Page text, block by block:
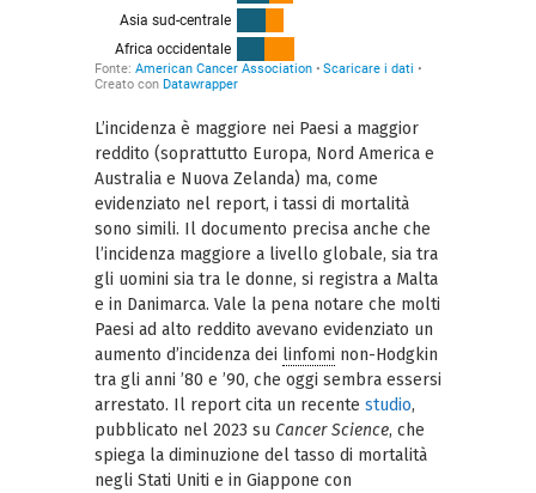
L’incidenza è maggiore nei Paesi a maggior
reddito (soprattutto Europa, Nord America e
Australia e Nuova Zelanda) ma, come
evidenziato nel report, i tassi di mortalità
sono simili. Il documento precisa anche che
l’incidenza maggiore a livello globale, sia tra
gli uomini sia tra le donne, si registra a Malta
e in Danimarca. Vale la pena notare che molti
Paesi ad alto reddito avevano evidenziato un
aumento d’incidenza dei linfomi non-Hodgkin
tra gli anni ’80 e ’90, che oggi sembra essersi
arrestato. Il report cita un recente studio,
pubblicato nel 2023 su Cancer Science, che
spiega la diminuzione del tasso di mortalità
negli Stati Uniti e in Giappone con